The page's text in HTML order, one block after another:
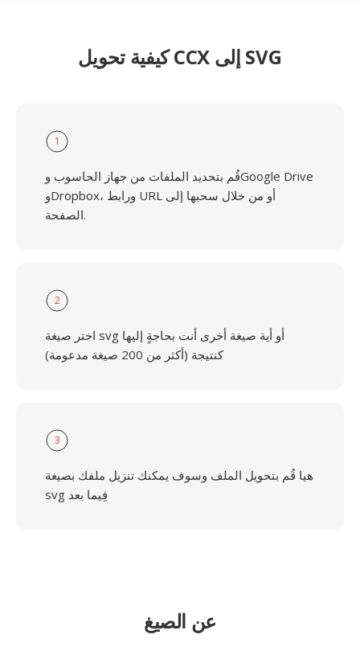
كيفية تحويل CCX إلى SVG
1
قُم بتحديد الملفات من جهاز الحاسوب وGoogle Drive
وDropbox، ورابط URL أو من خلال سحبها إلى
الصفحة.
2
اختر صيغة svg أو أية صيغة أخرى أنت بحاجةٍ إليها
كنتيجة (أكثر من 200 صيغة مدعومة)
3
هيا قُم بتحويل الملف وسوف يمكنك تنزيل ملفك بصيغة
svg فِيما بعد
عن الصيغ